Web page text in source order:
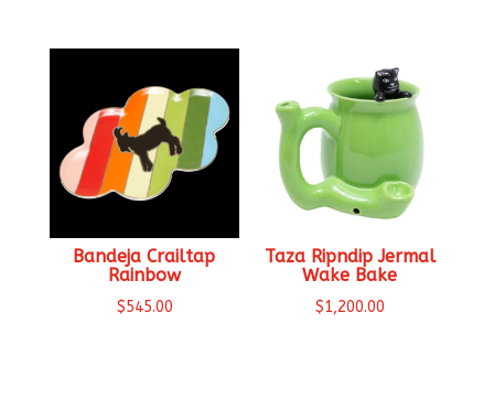
Bandeja Crailtap
Rainbow
$545.00
Taza Ripndip Jermal
Wake Bake
$1,200.00